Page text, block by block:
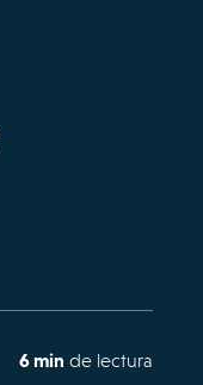
6 min de lectura